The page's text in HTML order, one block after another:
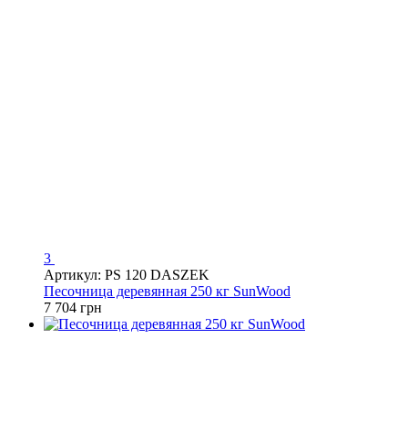
3
Артикул: PS 120 DASZEK
Песочница деревянная 250 кг SunWood
7 704 грн